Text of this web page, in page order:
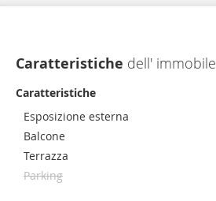
Caratteristiche dell' immobile
Caratteristiche
Esposizione esterna
Balcone
Terrazza
Parking